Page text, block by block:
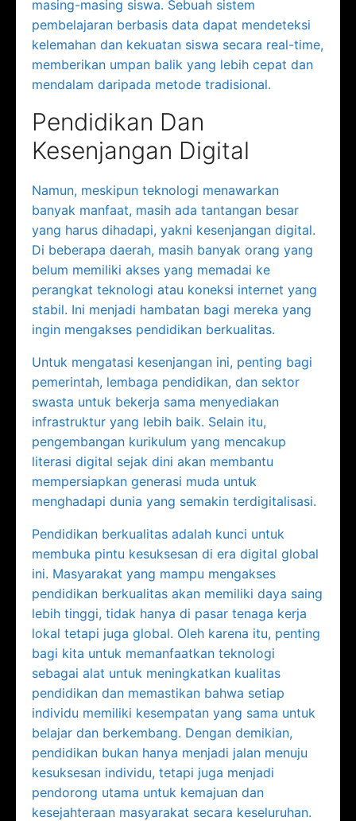
masing-masing siswa. Sebuah sistem
pembelajaran berbasis data dapat mendeteksi
kelemahan dan kekuatan siswa secara real-time,
memberikan umpan balik yang lebih cepat dan
mendalam daripada metode tradisional.
Pendidikan Dan
Kesenjangan Digital
Namun, meskipun teknologi menawarkan
banyak manfaat, masih ada tantangan besar
yang harus dihadapi, yakni kesenjangan digital.
Di beberapa daerah, masih banyak orang yang
belum memiliki akses yang memadai ke
perangkat teknologi atau koneksi internet yang
stabil. Ini menjadi hambatan bagi mereka yang
ingin mengakses pendidikan berkualitas.
Untuk mengatasi kesenjangan ini, penting bagi
pemerintah, lembaga pendidikan, dan sektor
swasta untuk bekerja sama menyediakan
infrastruktur yang lebih baik. Selain itu,
pengembangan kurikulum yang mencakup
literasi digital sejak dini akan membantu
mempersiapkan generasi muda untuk
menghadapi dunia yang semakin terdigitalisasi.
Pendidikan berkualitas adalah kunci untuk
membuka pintu kesuksesan di era digital global
ini. Masyarakat yang mampu mengakses
pendidikan berkualitas akan memiliki daya saing
lebih tinggi, tidak hanya di pasar tenaga kerja
lokal tetapi juga global. Oleh karena itu, penting
bagi kita untuk memanfaatkan teknologi
sebagai alat untuk meningkatkan kualitas
pendidikan dan memastikan bahwa setiap
individu memiliki kesempatan yang sama untuk
belajar dan berkembang. Dengan demikian,
pendidikan bukan hanya menjadi jalan menuju
kesuksesan individu, tetapi juga menjadi
pendorong utama untuk kemajuan dan
kesejahteraan masyarakat secara keseluruhan.